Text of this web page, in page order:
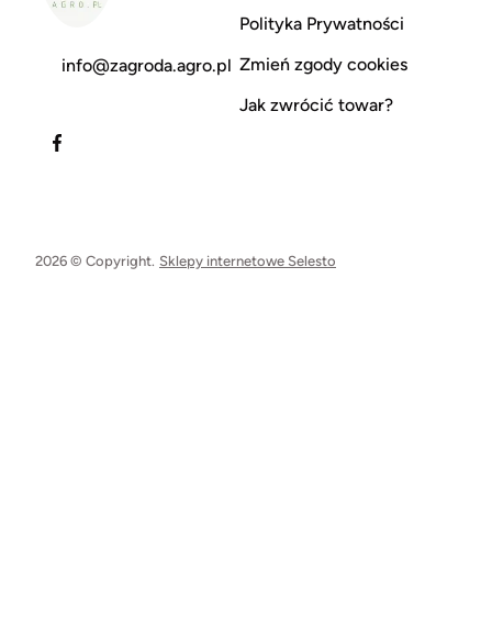
info@zagroda.agro.pl
Polityka Prywatności
Zmień zgody cookies
Jak zwrócić towar?
2026 © Copyright. Sklepy internetowe Selesto